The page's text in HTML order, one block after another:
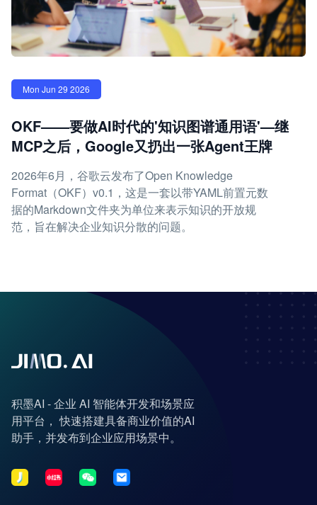
Mon Jun 29 2026
OKF——要做AI时代的'知识图谱通用语'—继
MCP之后，Google又扔出一张Agent王牌
2026年6月，谷歌云发布了Open Knowledge
Format（OKF）v0.1，这是一套以带YAML前置元数
据的Markdown文件夹为单位来表示知识的开放规
范，旨在解决企业知识分散的问题。
积墨AI - 企业 AI 智能体开发和场景应
用平台， 快速搭建具备商业价值的AI
助手，并发布到企业应用场景中。